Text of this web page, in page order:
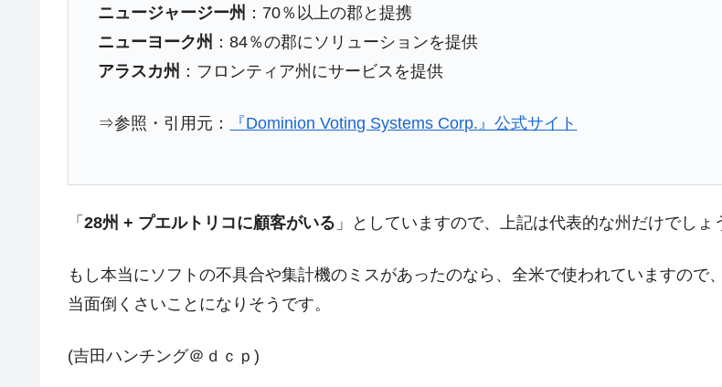
ニュージャージー州 ：70％以上の郡と提携
ニューヨーク州 ：84％の郡にソリューションを提供
アラスカ州 ：フロンティア州にサービスを提供
⇒参照・引用元： 『Dominion Voting Systems Corp.』公式サイト
「 28州 + プエルトリコに顧客がいる 」としていますので、上記は代表的な州だけでしょ
もし本当にソフトの不具合や集計機のミスがあったのなら、全米で使われていますので
当面倒くさいことになりそうです。
(吉田ハンチング＠ｄｃｐ)